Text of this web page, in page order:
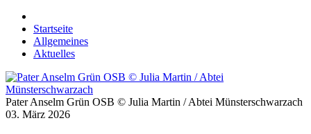
Startseite
Allgemeines
Aktuelles
Pater Anselm Grün OSB © Julia Martin / Abtei Münsterschwarzach
03. März 2026